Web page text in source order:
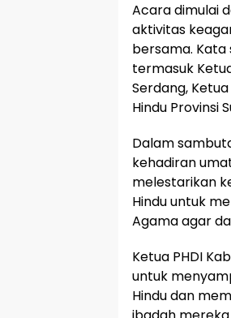
Acara dimulai
aktivitas
bersama.
termasuk
Serdang,
Hindu Provinsi
Dalam
kehadiran
melestarikan
Hindu untuk
Agama agar
Ketua PHDI
untuk
Hindu dan